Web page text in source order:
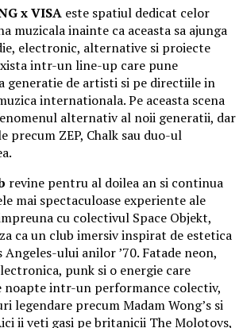
x VISA este spatiul dedicat celor
muzicala inainte ca aceasta sa ajunga
electronic, alternative si proiecte
intr-un line-up care pune
generatie de artisti si pe directiile in
internationala. Pe aceasta scena
alternativ al noii generatii, dar
precum ZEP, Chalk sau duo-ul
revine pentru al doilea an si continua
mai spectaculoase experiente ale
cu colectivul Space Objekt,
ca un club imersiv inspirat de estetica
ului anilor ’70. Fatade neon,
punk si o energie care
noapte intr-un performance colectiv,
legendare precum Madam Wong’s si
ii veti gasi pe britanicii The Molotovs,